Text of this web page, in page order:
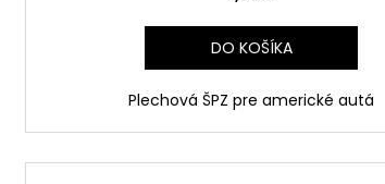
DO KOŠÍKA
Plechová ŠPZ pre americké autá